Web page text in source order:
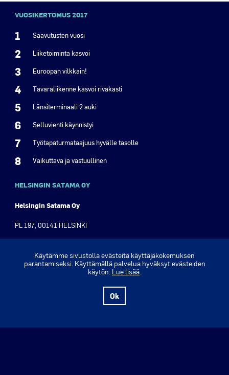
VUOSIKERTOMUS 2017
1 Saavutusten vuosi
2 Liiketoiminta kasvoi
3 Euroopan vilkkain!
4 Tavaraliikenne kasvoi rivakasti
5 Länsiterminaali 2 auki
6 Selluvienti käynnistyi
7 Työtapaturmataajuus hyvälle tasolle
8 Vaikuttava ja vastuullinen
HELSINGIN SATAMA OY
Helsingin Satama Oy
PL 197, 00141 HELSINKI
Puh. +358 9 310 1621
Verkkolehti ›
Käytämme sivustolla evästeitä käyttäjäkokemuksen
parantamiseksi. Käyttämällä palvelua hyväksyt evästeiden
käytön. Lue lisää.
Ok